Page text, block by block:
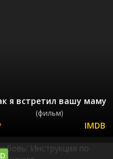
я встретил вашу маму
(фильм)